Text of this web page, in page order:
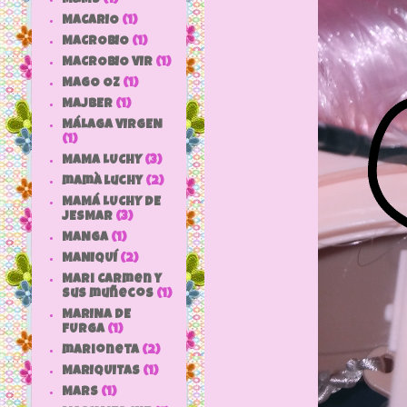
MACARIO (1)
MACROBIO (1)
MACROBIO VIR (1)
MAGO OZ (1)
MAJBER (1)
MÁLAGA VIRGEN
(1)
MAMA LUCHY (3)
mamà luchy (2)
MAMÁ LUCHY DE
JESMAR (3)
MANGA (1)
MANIQUÍ (2)
Mari Carmen y
sus muñecos (1)
MARINA DE
FURGA (1)
marioneta (2)
MARIQUITAS (1)
MARS (1)